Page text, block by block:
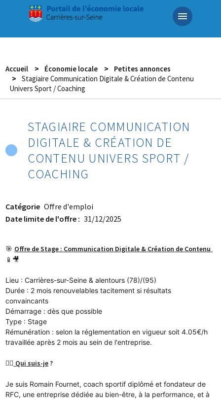
Aller
Accueil Économie locale
Petites annonces
Stagiaire Communication Digitale & Création de Contenu
Univers Sport / Coaching
STAGIAIRE COMMUNICATION
DIGITALE & CRÉATION DE
CONTENU UNIVERS SPORT /
COACHING
Catégorie Offre d'emploi
Date limite de l'offre
31/12/2025
🎯 Offre de Stage : Communication Digitale & Création de Contenu
📱🎥
Lieu : Carrières-sur-Seine & alentours (78)/(95)
Durée : 2 mois renouvelables tacitement si résultats
convaincants
Démarrage : dès que possible
Type : Stage
Rémunération : selon la réglementation en vigueur soit 4.05€/h
travaillée après 2 mois au sein de l'entreprise.
🏋️‍♂️ Qui suis-je ?
Je suis Romain Fournet
RFC, une entreprise dédiée au bien-être, à la performance, et à